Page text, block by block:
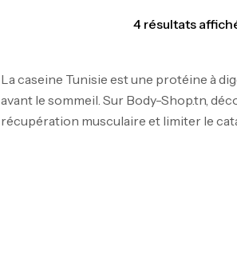
4 résultats
La caseine Tunisie est une protéine à
avant le sommeil. Sur Body-Shop.tn,
récupération musculaire et limiter le